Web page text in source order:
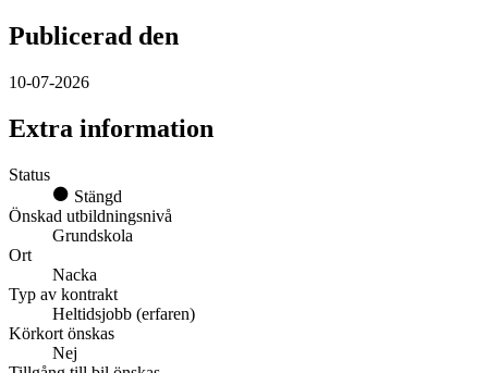
Publicerad den
10-07-2026
Extra information
Status
Stängd
Önskad utbildningsnivå
Grundskola
Ort
Nacka
Typ av kontrakt
Heltidsjobb (erfaren)
Körkort önskas
Nej